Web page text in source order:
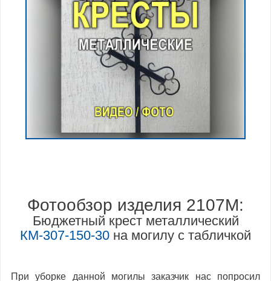
Фотообзор изделия 2107M:
Бюджетный крест металлический
КМ-307-150-30 на могилу с табличкой
При уборке данной могилы заказчик нас попросил